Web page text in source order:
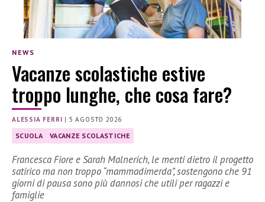
NEWS
Vacanze scolastiche estive
troppo lunghe, che cosa fare?
ALESSIA FERRI | 5 AGOSTO 2026
SCUOLA VACANZE SCOLASTICHE
Francesca Fiore e Sarah Malnerich, le menti dietro il progetto
satirico ma non troppo “mammadimerda”, sostengono che 91
giorni di pausa sono più dannosi che utili per ragazzi e
famiglie